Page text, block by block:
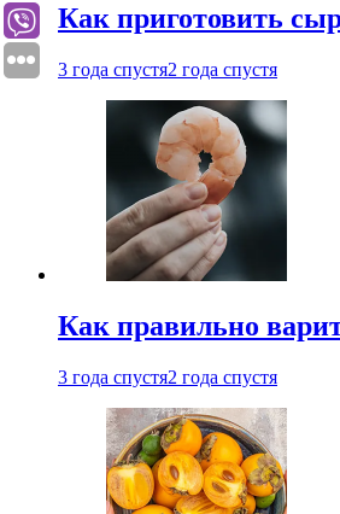
Как приготовить
3 года спустя2 года спустя
Как правильно
3 года спустя2 года спустя